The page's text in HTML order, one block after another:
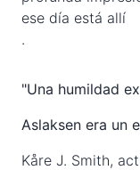
ese día está allí
.
"Una humildad
Aslaksen era un
Kåre J. Smith,